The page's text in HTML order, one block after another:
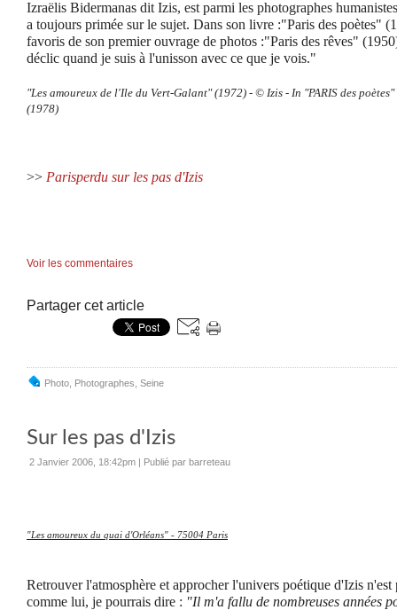
Izraëlis Bidermanas dit Izis, est parmi les photographes
a toujours primée sur le sujet. Dans son livre :"Paris des poètes"
favoris de son premier ouvrage de photos :"Paris des rêves"
déclic quand je suis à l'unisson avec ce que je vois."
"Les amoureux de l'Ile du Vert-Galant" (1972) - © Izis - In "PARIS des
(1978)
>> Parisperdu sur les pas d'Izis
Voir les commentaires
Partager cet article
Photo Photographes Seine
Sur les pas d'Izis
2 Janvier 2006, 18:42pm | Publié par barreteau
"Les amoureux du quai d'Orléans" - 75004 Paris
Retrouver l'atmosphère et approcher l'univers poétique d'Izis n'est
comme lui, je pourrais dire : "Il m'a fallu de nombreuses années